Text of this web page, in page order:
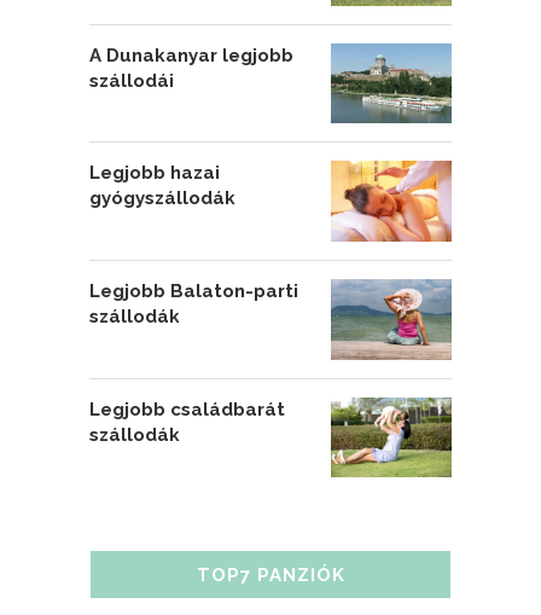
A Dunakanyar legjobb
szállodái
Legjobb hazai
gyógyszállodák
Legjobb Balaton-parti
szállodák
Legjobb családbarát
szállodák
TOP7 PANZIÓK